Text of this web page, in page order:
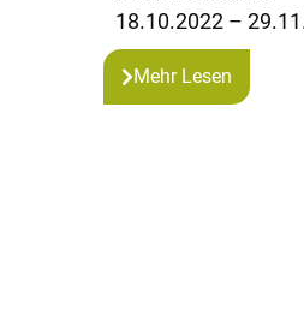
18.10.2022 –
Mehr Lesen